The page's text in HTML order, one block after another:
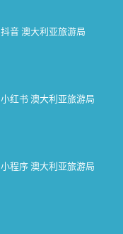
抖音 澳大利亚旅游局
小红书 澳大利亚旅游局
小程序 澳大利亚旅游局